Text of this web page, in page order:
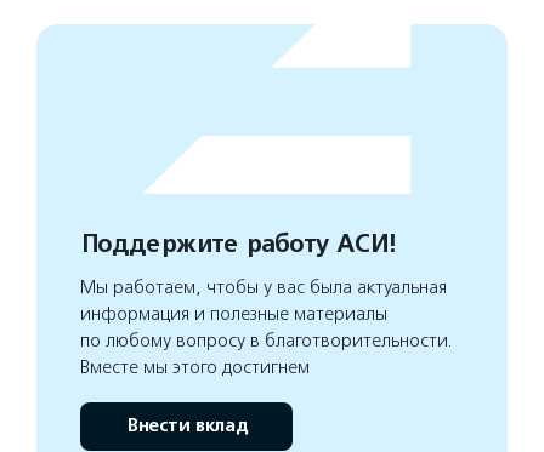
Поддержите работу АСИ!
Мы работаем, чтобы у вас была актуальная
информация и полезные материалы
по любому вопросу в благотворительности.
Вместе мы этого достигнем
Внести вклад